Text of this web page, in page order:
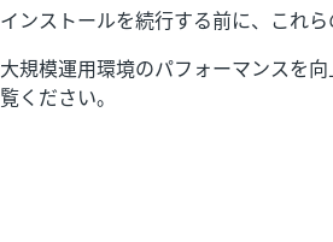
インストールを続行する前に、これ
大規模運用環境のパフォーマンスを向
覧ください。